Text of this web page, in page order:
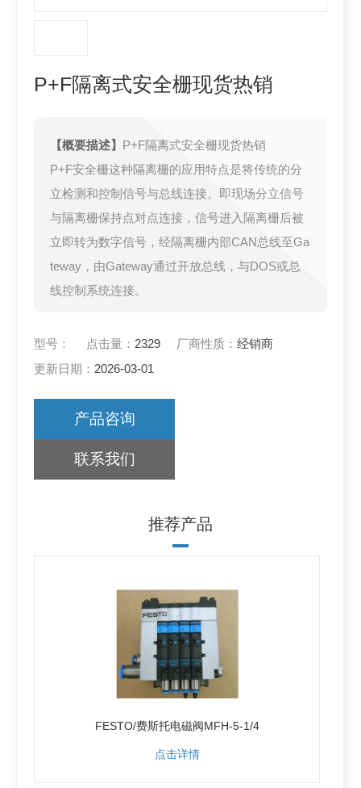
P+F隔离式安全栅现货热销
【概要描述】 P+F隔离式安全栅现货热销
P+F安全栅这种隔离栅的应用特点是将传统的分
立检测和控制信号与总线连接。即现场分立信号
与隔离栅保持点对点连接，信号进入隔离栅后被
立即转为数字信号，经隔离栅内部CAN总线至Ga
teway，由Gateway通过开放总线，与DOS或总
线控制系统连接。
型号： 点击量： 2329 厂商性质：经销商
更新日期： 2026-03-01
产品咨询
联系我们
推荐产品
FESTO/费斯托电磁阀MFH-5-1/4
点击详情